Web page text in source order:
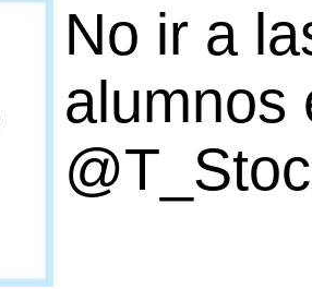
No ir a
alumnos